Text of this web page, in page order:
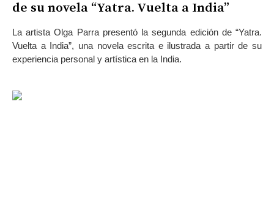
de su novela “Yatra. Vuelta a India”
La artista Olga Parra presentó la segunda edición de “Yatra.
Vuelta a India”, una novela escrita e ilustrada a partir de su
experiencia personal y artística en la India.